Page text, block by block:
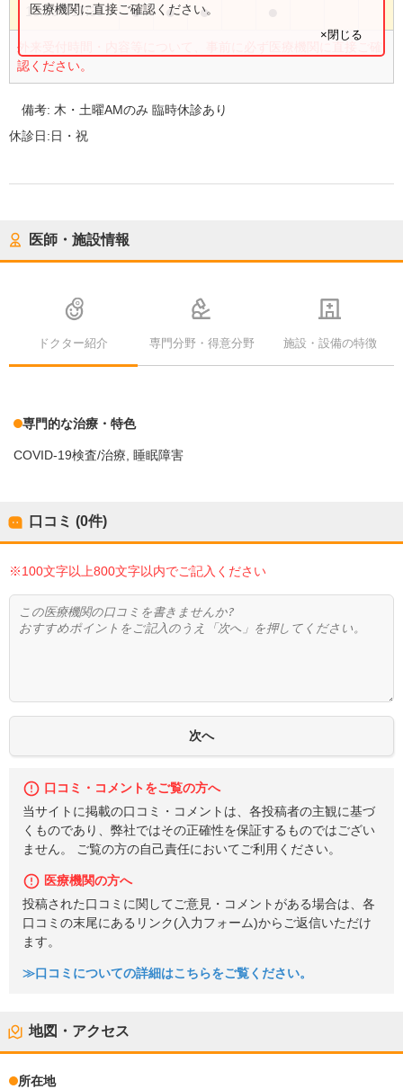
13:30〜17:30 ● ● ●
外来受付時間・内容等について、事前に必ず医療機関に直接ご確
認ください。
医療機関に直接ご確認ください。
×閉じる
備考: 木・土曜AMのみ 臨時休診あり
休診日:日・祝
医師・施設情報
ドクター紹介 専門分野・得意分野 施設・設備の特徴
専門的な治療・特色
COVID-19検査/治療 睡眠障害
口コミ (0件)
※100文字以上800文字以内でご記入ください
口コミ・コメントをご覧の方へ
当サイトに掲載の口コミ・コメントは、各投稿者の主観に基づ
くものであり、弊社ではその正確性を保証するものではござい
ません。 ご覧の方の自己責任においてご利用ください。
医療機関の方へ
投稿された口コミに関してご意見・コメントがある場合は、各
口コミの末尾にあるリンク(入力フォーム)からご返信いただけ
ます。
≫口コミについての詳細はこちらをご覧ください。
地図・アクセス
所在地